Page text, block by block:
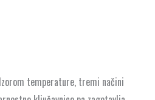
temperature, tremi načini